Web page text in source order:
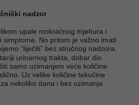
nadzor
upale mokraćnog mjehura i
simptome. No pritom je važno imati
“liječiti” bez stručnog nadzora.
urinarnog trakta, dobar dio
samo uzimanjem veće količine
Uz velike količine tekućine
nekoliko dana i bez uzimanja